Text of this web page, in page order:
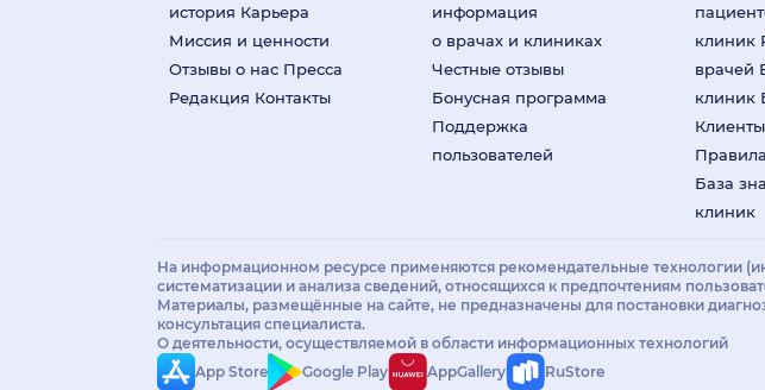
история Карьера
Миссия и ценности
Отзывы о нас Пресса
Редакция Контакты
информация
о врачах и клиниках
Честные отзывы
Бонусная программа
Поддержка
пользователей
клиник
врачей
клиник
База
клиник
На информационном ресурсе применяются рекомендательные технологии
систематизации и анализа сведений, относящихся к предпочтениям
Материалы, размещённые на сайте, не предназначены для постановки
консультация специалиста.
О деятельности, осуществляемой в области информационных технологий
App Store
Google Play AppGallery RuStore